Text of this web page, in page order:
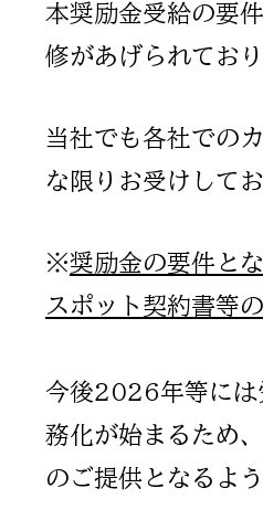
本奨励金受給の要
修があげられてお
当社でも各社での
な限りお受けしてお
※奨励金の要件と
スポット契約書等
今後2026年等には
務化が始まるため
のご提供となるよ